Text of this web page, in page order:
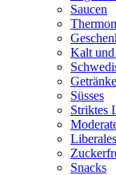
Saucen
Kalt
Getränke
Süsses
Striktes
Snacks